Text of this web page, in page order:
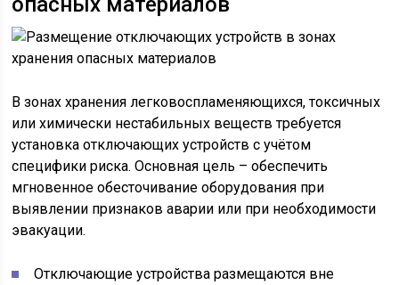
В зонах хранения легковоспламеняющихся, токсичных
или химически нестабильных веществ требуется
установка отключающих устройств с учётом
специфики риска. Основная цель – обеспечить
мгновенное обесточивание оборудования при
выявлении признаков аварии или при необходимости
эвакуации.
Отключающие устройства размещаются вне